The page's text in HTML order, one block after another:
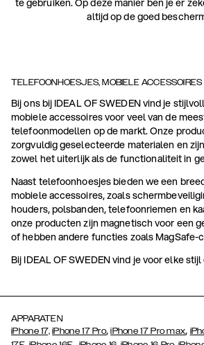
altijd op de goed
TELEFOONHOESJES, MOBIELE
Bij ons bij IDEAL OF SWEDEN vind je
mobiele accessoires voor veel van de
telefoonmodellen op de markt. Onze
zorgvuldig geselecteerde materialen en
zowel het uiterlijk als de functionaliteit in
Naast telefoonhoesjes bieden we een
mobiele accessoires, zoals
houders, polsbanden, telefoonriemen en
onze producten zijn magnetisch voor een
of hebben andere functies zoals MagSafe-
Bij IDEAL OF SWEDEN vind je voor elke
APPARATEN
iPhone 17, iPhone 17 Pro,iPhone 17 Pro max,